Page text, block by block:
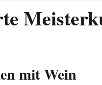
mit Wein